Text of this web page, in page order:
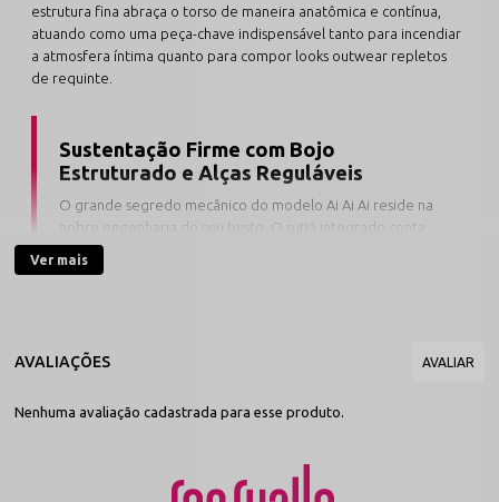
estrutura fina abraça o torso de maneira anatômica e contínua,
atuando como uma peça-chave indispensável tanto para incendiar
a atmosfera íntima quanto para compor looks outwear repletos
de requinte.
Sustentação Firme com Bojo
Estruturado e Alças Reguláveis
O grande segredo mecânico do modelo Ai Ai Ai reside na
nobre engenharia do seu busto. O sutiã integrado conta
combojo estruturado anatômico
acomodar, erguer e valorizar o colo de forma imponente e
alças com passadores elásticos e regulagens definam a
incrivelmente macia e aveludada no contato com o corpo,
enquanto os recortes laterais estrategicamente posicionados
Ver mais
Nenhuma avaliação cadastrada para esse produto.